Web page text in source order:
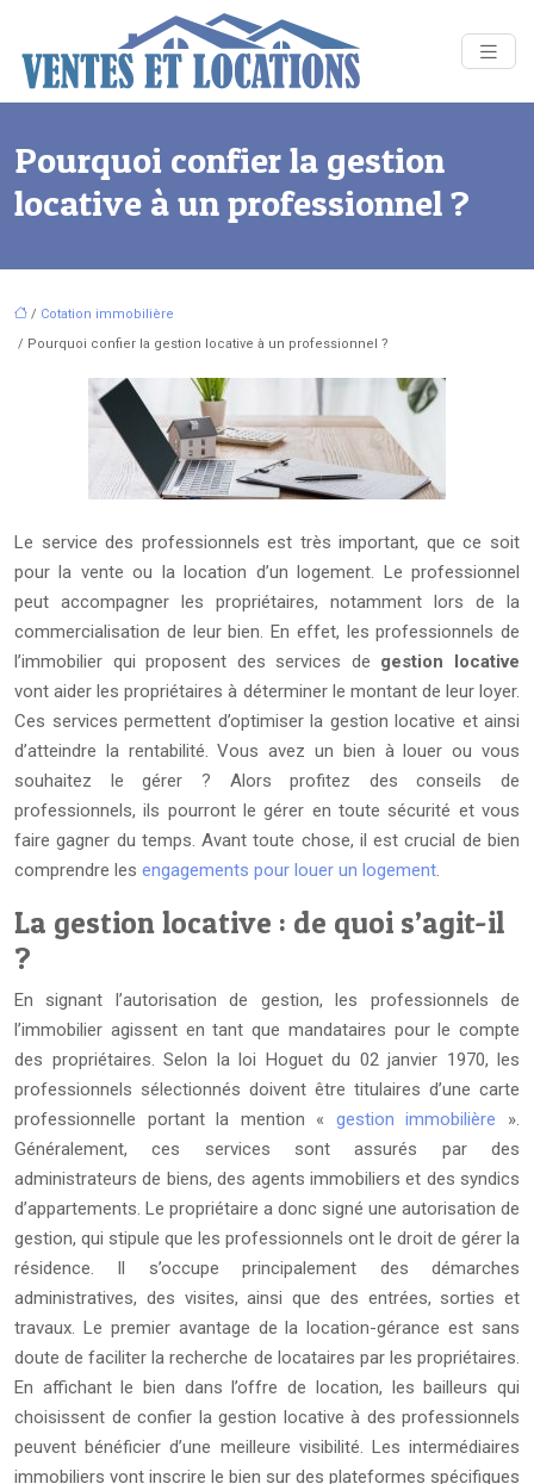
Pourquoi confier la gestion
locative à un professionnel ?
/ Cotation immobilière
/ Pourquoi confier la gestion locative à un professionnel ?
Le service des professionnels est très important, que ce soit
pour la vente ou la location d’un logement. Le professionnel
peut accompagner les propriétaires, notamment lors de la
commercialisation de leur bien. En effet, les professionnels de
l’immobilier qui proposent des services de gestion locative
vont aider les propriétaires à déterminer le montant de leur loyer.
Ces services permettent d’optimiser la gestion locative et ainsi
d’atteindre la rentabilité. Vous avez un bien à louer ou vous
souhaitez le gérer ? Alors profitez des conseils de
professionnels, ils pourront le gérer en toute sécurité et vous
faire gagner du temps. Avant toute chose, il est crucial de bien
comprendre les engagements pour louer un logement.
La gestion locative : de quoi s’agit-il
?
En signant l’autorisation de gestion, les professionnels de
l’immobilier agissent en tant que mandataires pour le compte
des propriétaires. Selon la loi Hoguet du 02 janvier 1970, les
professionnels sélectionnés doivent être titulaires d’une carte
professionnelle portant la mention « gestion immobilière ».
Généralement, ces services sont assurés par des
administrateurs de biens, des agents immobiliers et des syndics
d’appartements. Le propriétaire a donc signé une autorisation de
gestion, qui stipule que les professionnels ont le droit de gérer la
résidence. Il s’occupe principalement des démarches
administratives, des visites, ainsi que des entrées, sorties et
travaux. Le premier avantage de la location-gérance est sans
doute de faciliter la recherche de locataires par les propriétaires.
En affichant le bien dans l’offre de location, les bailleurs qui
choisissent de confier la gestion locative à des professionnels
peuvent bénéficier d’une meilleure visibilité. Les intermédiaires
immobiliers vont inscrire le bien sur des plateformes spécifiques